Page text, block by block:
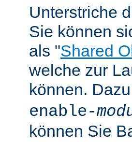
Unterstriche
Sie können
als "Shared
welche zur
können.
enable-
können Sie